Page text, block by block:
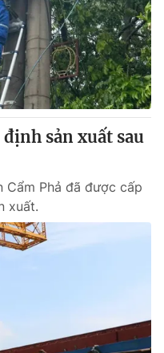
sản xuất sau
Cẩm Phả đã được cấp
xuất.